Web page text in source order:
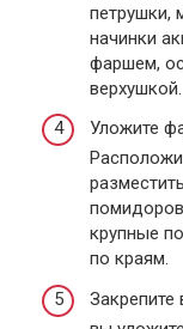
петрушки,
начинки
фаршем,
верхушкой.
Уложите
крупные
по краям.